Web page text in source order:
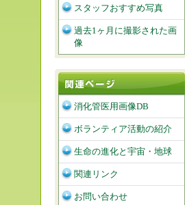
スタッフおすすめ写真
過去1ヶ月に撮影された画
像
消化管医用画像DB
ボランティア活動の紹介
生命の進化と宇宙・地球
関連リンク
お問い合わせ